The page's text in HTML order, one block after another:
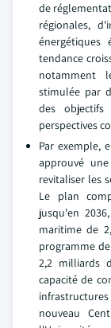
de
régionales,
énergétiques
tendance
notamment
stimulée par
des objectifs
perspectives
Par exemple,
approuvé
revitaliser les
Le plan
jusqu'en
maritime de
programme
2,2 milliards
capacité de
nouveau